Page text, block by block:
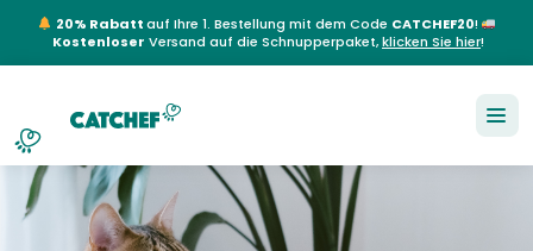
20% Rabattauf Ihre 1. Bestellung mit dem Code CATCHEF20!
Kostenloser Versand auf die Schnupperpaket,klicken Sie hier!
NL EN FR DE